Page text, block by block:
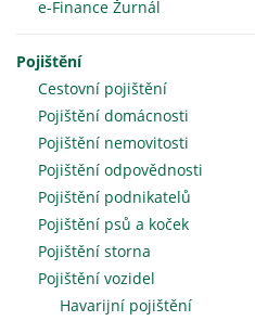
e-Finance Žurnál
Pojištění
Cestovní pojištění
Pojištění domácnosti
Pojištění nemovitosti
Pojištění odpovědnosti
Pojištění podnikatelů
Pojištění psů a koček
Pojištění storna
Pojištění vozidel
Havarijní pojištění